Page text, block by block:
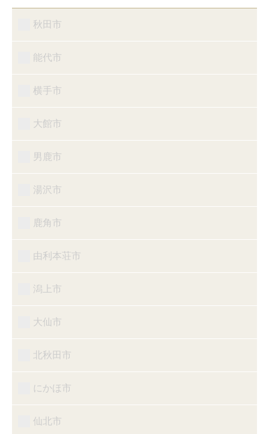
秋田市
能代市
横手市
大館市
男鹿市
湯沢市
鹿角市
由利本荘市
潟上市
大仙市
北秋田市
にかほ市
仙北市